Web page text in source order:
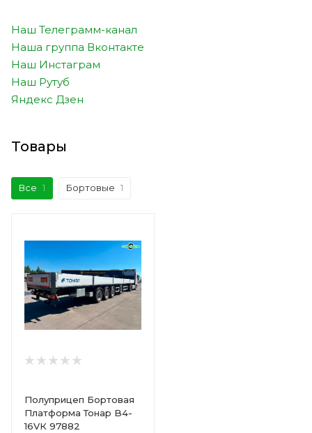
Наш Телеграмм-канал
Наша группа Вконтакте
Наш Инстаграм
Наш Рутуб
Яндекс Дзен
Товары
Все 1 Бортовые 1
Полуприцеп Бортовая
Платформа Тонар B4-
16VК 97882